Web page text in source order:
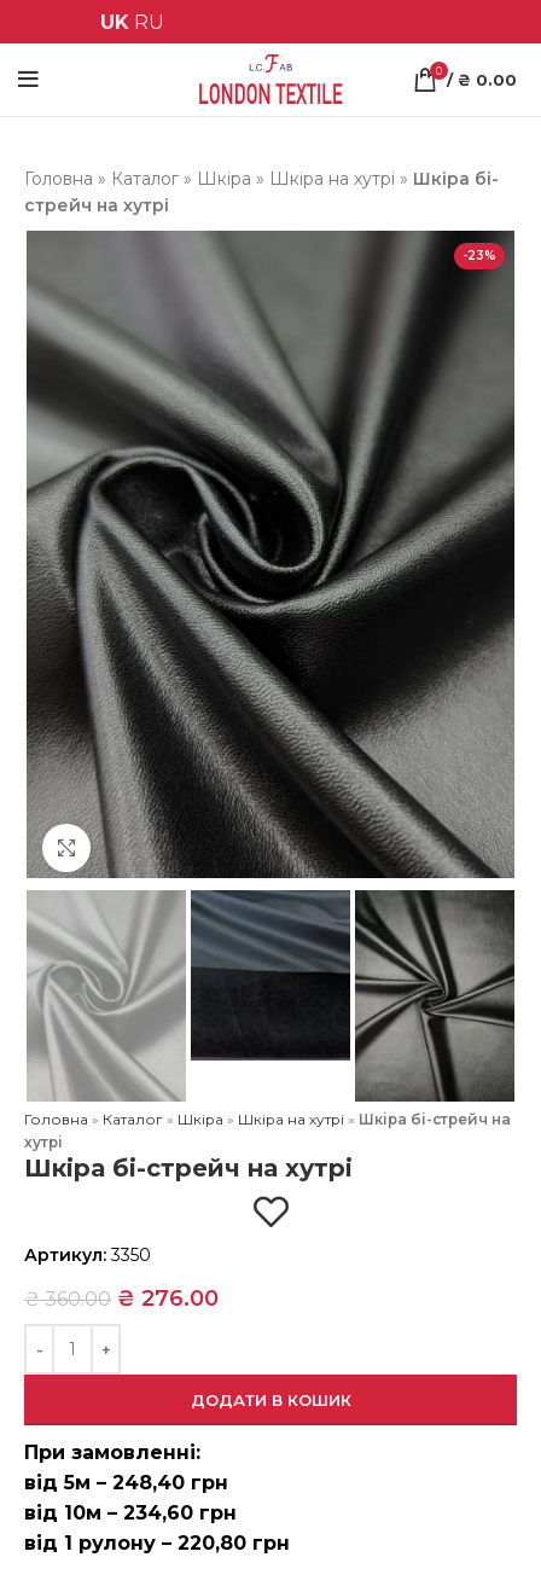
UK RU
0 / ₴ 0.00
Головна » Каталог » Шкіра » Шкіра на хутрі » Шкіра бі-
стрейч на хутрі
-23%
Клацніть, щоб збільшити
Головна » Каталог » Шкіра » Шкіра на хутрі » Шкіра бі-стрейч на
хутрі
Шкіра бі-стрейч на хутрі
Артикул:3350
₴360.00 ₴ 276.00
ДОДАТИ В КОШИК
При замовленні:
від 5м – 248,40 грн
від 10м – 234,60 грн
від 1 рулону – 220,80 грн